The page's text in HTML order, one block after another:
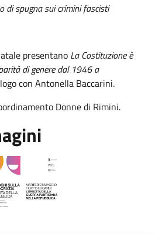
di spugna sui crimini fascisti
presentano La Costituzione è
di genere dal 1946 a
con Antonella Baccarini.
Donne di Rimini.